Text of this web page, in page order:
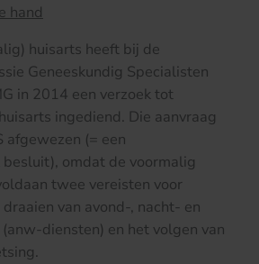
hand
huisarts heeft bij de
Geneeskundig Specialisten
in 2014 een verzoek tot
ingediend. Die aanvraag
afgewezen (= een
omdat de voormalig
twee vereisten voor
van avond-, nacht- en
diensten) en het volgen van